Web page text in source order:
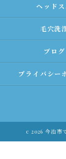
ヘッドス
毛穴洗
ブログ
プライバシー
c 2026 今治市